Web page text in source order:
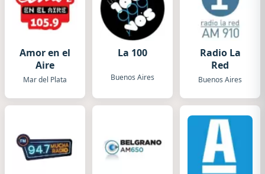
Amor en el
Aire
Mar del Plata
La 100
Buenos Aires
Radio La
Red
Buenos Aires